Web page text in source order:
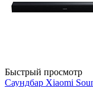
Быстрый просмотр
Саундбар Xiaomi